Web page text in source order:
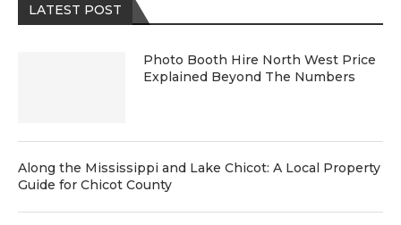
LATEST POST
Photo Booth Hire North West Price
Explained Beyond The Numbers
Along the Mississippi and Lake Chicot: A Local Property
Guide for Chicot County